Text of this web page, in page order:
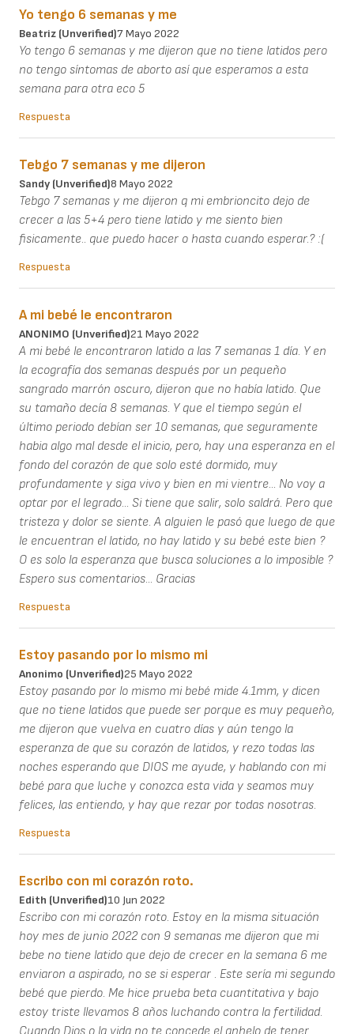
Yo tengo 6 semanas y me
Beatriz (unverified)7 Mayo 2022
Yo tengo 6 semanas y me dijeron que no tiene latidos pero
no tengo síntomas de aborto así que esperamos a esta
semana para otra eco 5
Respuesta
Tebgo 7 semanas y me dijeron
Sandy (unverified)8 Mayo 2022
Tebgo 7 semanas y me dijeron q mi embrioncito dejo de
crecer a las 5+4 pero tiene latido y me siento bien
fisicamente.. que puedo hacer o hasta cuando esperar.? :(
Respuesta
A mi bebé le encontraron
ANONIMO (unverified)21 Mayo 2022
A mi bebé le encontraron latido a las 7 semanas 1 día. Y en
la ecografía dos semanas después por un pequeño
sangrado marrón oscuro, dijeron que no había latido. Que
su tamaño decía 8 semanas. Y que el tiempo según el
último periodo debían ser 10 semanas, que seguramente
habia algo mal desde el inicio, pero, hay una esperanza en el
fondo del corazón de que solo esté dormido, muy
profundamente y siga vivo y bien en mi vientre... No voy a
optar por el legrado... Si tiene que salir, solo saldrá. Pero que
tristeza y dolor se siente. A alguien le pasó que luego de que
le encuentran el latido, no hay latido y su bebé este bien ?
O es solo la esperanza que busca soluciones a lo imposible ?
Espero sus comentarios... Gracias
Respuesta
Estoy pasando por lo mismo mi
Anonimo (unverified)25 Mayo 2022
Estoy pasando por lo mismo mi bebé mide 4.1mm, y dicen
que no tiene latidos que puede ser porque es muy pequeño,
me dijeron que vuelva en cuatro días y aún tengo la
esperanza de que su corazón de latidos, y rezo todas las
noches esperando que DIOS me ayude, y hablando con mi
bebé para que luche y conozca esta vida y seamos muy
felices, las entiendo, y hay que rezar por todas nosotras.
Respuesta
Escribo con mi corazón roto.
Edith (unverified)10 Jun 2022
Escribo con mi corazón roto. Estoy en la misma situación
hoy mes de junio 2022 con 9 semanas me dijeron que mi
bebe no tiene latido que dejo de crecer en la semana 6 me
enviaron a aspirado, no se si esperar . Este sería mi segundo
bebé que pierdo. Me hice prueba beta cuantitativa y bajo
estoy triste llevamos 8 años luchando contra la fertilidad.